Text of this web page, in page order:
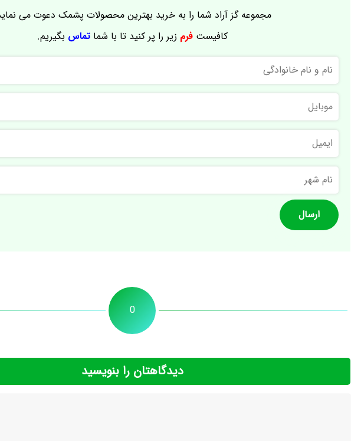
مجموعه گز آراد شما را به خرید بهترین محصولات پشمک دعوت می
کافیستفرم زیر را پر کنید تا با شماتماس بگیریم.
و
نام
خانوادگی
موبایل
ایمیل
نام
شهر
0
دیدگاهتان را بنویسید